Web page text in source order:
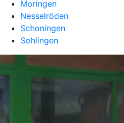
Moringen
Nesselröden
Schoningen
Sohlingen